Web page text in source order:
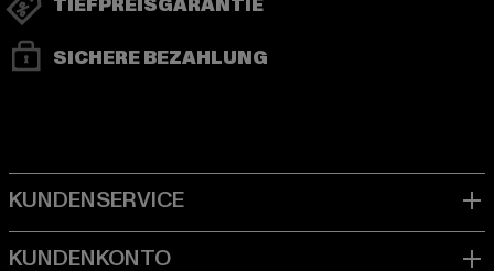
TIEFPREISGARANTIE
SICHERE BEZAHLUNG